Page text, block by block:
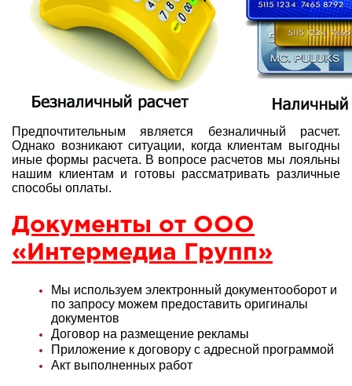
Предпочтительным является безналичный расчет.
Однако возникают ситуации, когда клиентам выгодны
иные формы расчета. В вопросе расчетов мы лояльны
нашим клиентам и готовы рассматривать различные
способы оплаты.
Документы от ООО
«Интермедиа Групп»
Мы используем электронный документооборот и
по запросу можем предоставить оригиналы
документов
Договор на размещение рекламы
Приложение к договору с адресной программой
Акт выполненных работ